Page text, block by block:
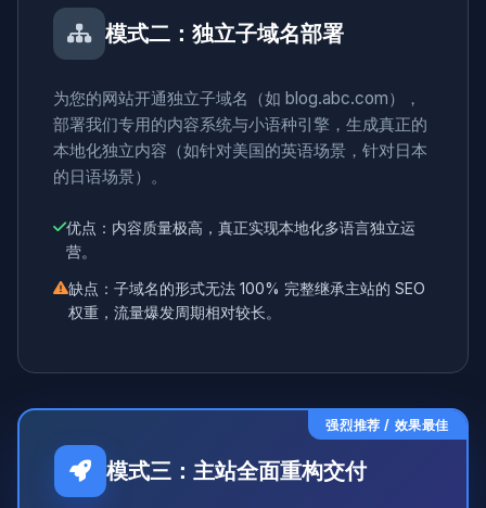
模式二：独立子域名部署
为您的网站开通独立子域名（如 blog.abc.com），
部署我们专用的内容系统与小语种引擎，生成真正的
本地化独立内容（如针对美国的英语场景，针对日本
的日语场景）。
优点：内容质量极高，真正实现本地化多语言独立运
营。
缺点：子域名的形式无法 100% 完整继承主站的 SEO
权重，流量爆发周期相对较长。
强烈推荐 / 效果最佳
模式三：主站全面重构交付